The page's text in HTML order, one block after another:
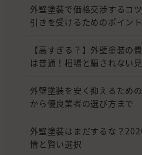
外壁塗装で価格交渉するコ
引きを受けるためのポイント
【高すぎる？】外壁塗装の
は普通！相場と騙されない
外壁塗装を安く抑えるため
から優良業者の選び方まで
外壁塗装はまだするな？
情と賢い選択